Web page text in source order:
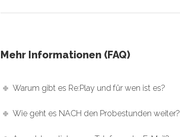
Mehr Informationen (FAQ)
Warum gibt es Re:Play und für wen ist es?
Wie geht es NACH den Probestunden weiter?